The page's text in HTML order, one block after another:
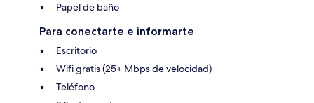
Papel de baño
Para conectarte e informarte
Escritorio
Wifi gratis (25+ Mbps de velocidad)
Teléfono